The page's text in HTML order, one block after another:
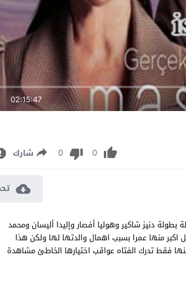
02:15:47
0
0 شارك
الحلقة 1 مترجم قصة عشق الدراما والاثارة التركية البراءة الحلقة 1 كاملة بطولة دنيز شاكير وهوليا أفصار وإليدا أليسان ومحمد
حب رجل اكبر منها عمرا بسبب اهمال والدتها لها ولكن هذا
فقط تدرك الفتاه عواقب اختيارها الخاطئ مشاهدة